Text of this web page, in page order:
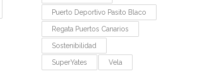
Puerto Deportivo Pasito Blaco
Regata Puertos Canarios
Sostenibilidad
SuperYates Vela